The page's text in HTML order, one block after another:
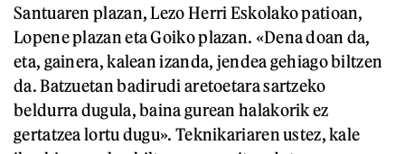
Santuaren plazan, Lezo Herri Eskolako patioan,
Lopene plazan eta Goiko plazan. «Dena doan da,
eta, gainera, kalean izanda, jendea gehiago biltzen
da. Batzuetan badirudi aretoetara sartzeko
beldurra dugula, baina gurean halakorik ez
gertatzea lortu dugu». Teknikariaren ustez, kale